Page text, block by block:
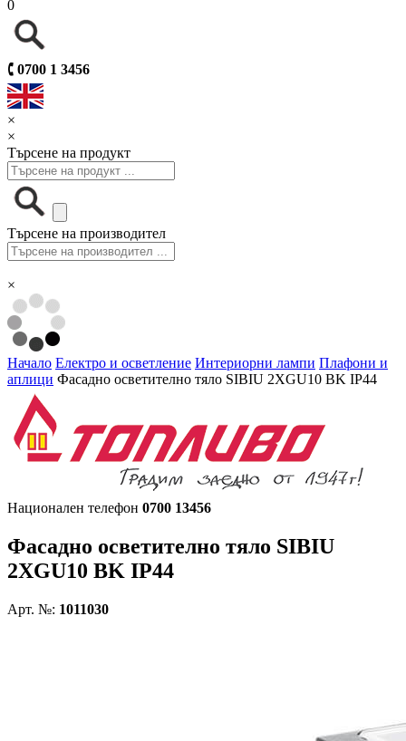
0
🕻 0700 1 3456
×
×
Търсене на продукт
Търсене на производител
×
Начало Електро и осветление Интериорни лампи Плафони и
аплици Фасадно осветително тяло SIBIU 2XGU10 BK IP44
Национален телефон 0700 13456
Фасадно осветително тяло SIBIU
2XGU10 BK IP44
Арт. №: 1011030